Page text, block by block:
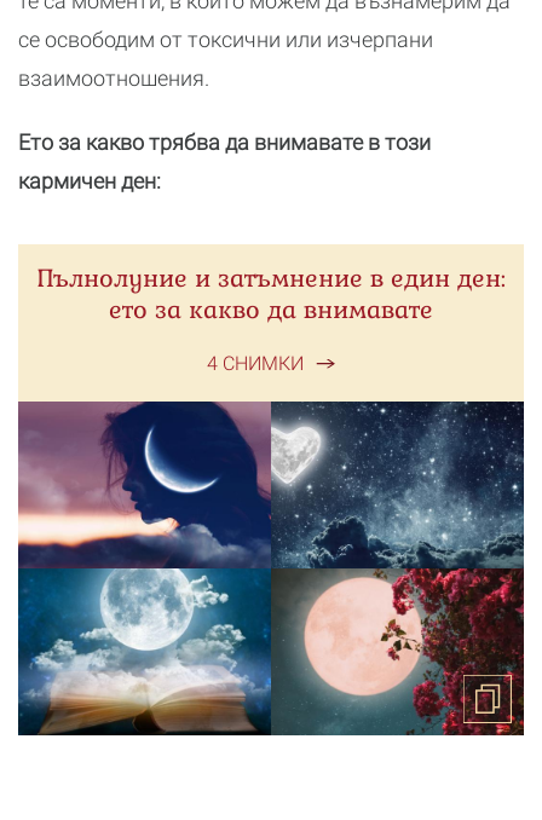
се освободим от токсични или изчерпани
взаимоотношения.
Ето за какво трябва да внимавате в този
кармичен ден:
Пълнолуние и затъмнение в един ден:
ето за какво да внимавате
4 СНИМКИ